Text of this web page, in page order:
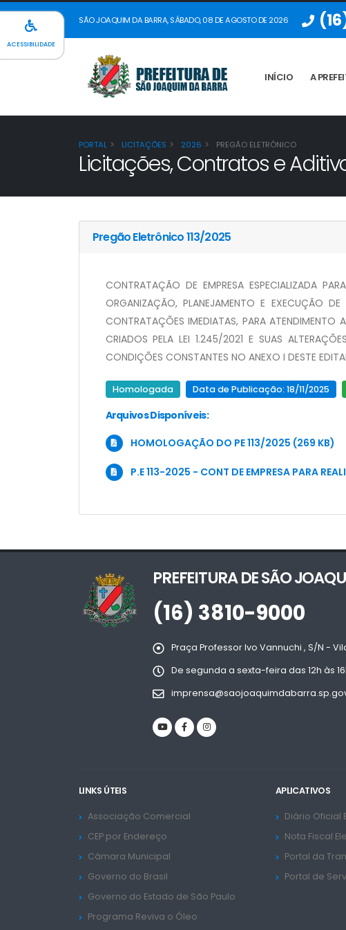
SÃO JOAQUIM DA BARRA, SÁBADO, 08 DE AGOSTO DE 2026
INÍCIO A
PORTAL LICITAÇÕES 2026 PREGÃO ELETRÔNICO
Licitações, Contratos e
Pregão Eletrônico 113/2025
CONTRATAÇÃO DE EMPRESA ESPECIALIZADA
ORGANIZAÇÃO, PLANEJAMENTO E EXECUÇÃO
CONTRATAÇÕES IMEDIATAS, PARA ATENDIMENTO
CRIADOS PELA LEI 1.245/2021 E SUAS
CONDIÇÕES CONSTANTES NO ANEXO I DESTE
Homologada Data de Publicação: 18/11/2025
Arquivos Disponíveis:
HOMOLOGAÇÃO DO PE 113/2025 (269 KB)
P.E 113-2025 - CONT DE EMPRESA PARA
PREFEITURA DE SÃO
(16) 3810-9000
Praça Professor Ivo Vannuchi , S/N -
De segunda a sexta-feira das 12h às
LINKS ÚTEIS
Associação Comercial
CEP por Endereço
Câmara Municipal
Governo do Brasil
Governo do Estado de São Paulo
Programa Reviva o Óleo
APLICATIVOS
Diário Oficial
Nota Fiscal
Portal da
Portal de
ACESSIBILIDADE